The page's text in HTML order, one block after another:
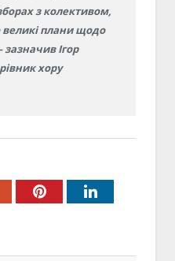
з колективом,
плани щодо
Ігор
хору
PinterestLinkedIn